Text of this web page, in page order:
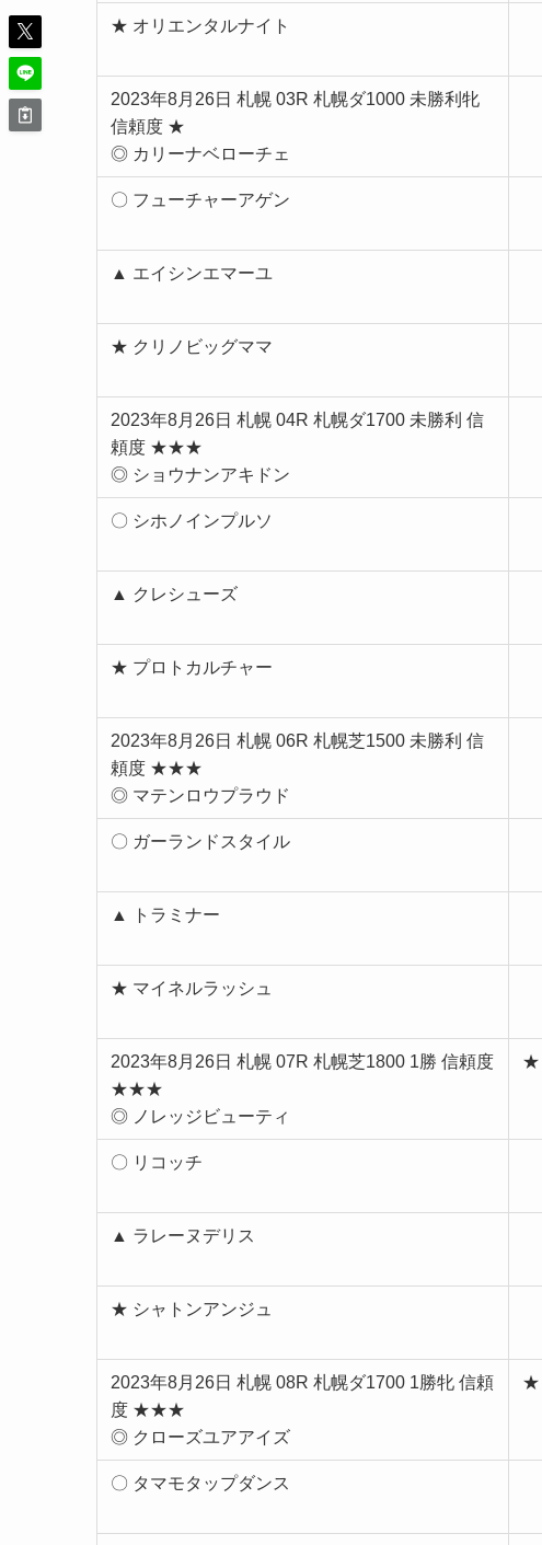
★ オリエンタルナイト
2023年8月26日 札幌 03R 札幌ダ1000 未勝利牝
信頼度 ★
◎ カリーナベローチェ
〇 フューチャーアゲン
▲ エイシンエマーユ
★ クリノビッグママ
2023年8月26日 札幌 04R 札幌ダ1700 未勝利 信
頼度 ★★★
◎ ショウナンアキドン
〇 シホノインプルソ
▲ クレシューズ
★ プロトカルチャー
2023年8月26日 札幌 06R 札幌芝1500 未勝利 信
頼度 ★★★
◎ マテンロウプラウド
〇 ガーランドスタイル
▲ トラミナー
★ マイネルラッシュ
2023年8月26日 札幌 07R 札幌芝1800 1勝 信頼度
★★★
◎ ノレッジビューティ
★
〇 リコッチ
▲ ラレーヌデリス
★ シャトンアンジュ
2023年8月26日 札幌 08R 札幌ダ1700 1勝牝 信頼
度 ★★★
◎ クローズユアアイズ
★
〇 タマモタップダンス